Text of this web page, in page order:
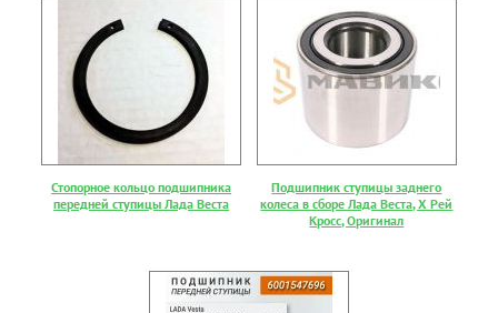
Стопорное кольцо подшипника
передней ступицы Лада Веста
Подшипник ступицы заднего
колеса в сборе Лада Веста, Х Рей
Кросс, Оригинал